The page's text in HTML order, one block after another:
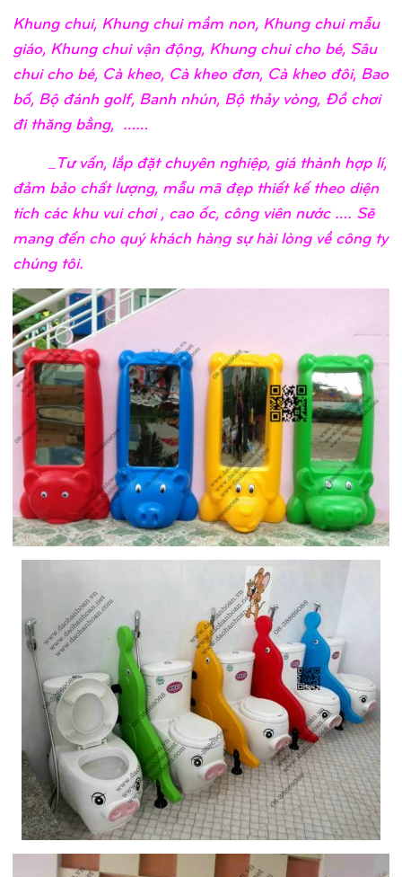
Khung chui, Khung chui mầm non, Khung chui mẫu
giáo, Khung chui vận động, Khung chui cho bé, Sâu
chui cho bé, Cà kheo, Cà kheo đơn, Cà kheo đôi, Bao
bố, Bộ đánh golf, Banh nhún, Bộ thảy vòng, Đồ chơi
đi thăng bằng, ……
_Tư vấn, lắp đặt chuyên nghiệp, giá thành hợp lí,
đảm bảo chất lượng, mẫu mã đẹp thiết kế theo diện
tích các khu vui chơi , cao ốc, công viên nước …. Sẽ
mang đến cho quý khách hàng sự hài lòng về công ty
chúng tôi.